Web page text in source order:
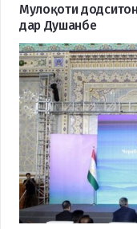
Мулоқоти
дар Душанбе